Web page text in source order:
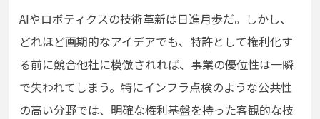
AIやロボティクスの技術革新は日進月歩だ。しかし、
どれほど画期的なアイデアでも、特許として権利化す
る前に競合他社に模倣されれば、事業の優位性は一瞬
で失われてしまう。特にインフラ点検のような公共性
の高い分野では、明確な権利基盤を持った客観的な技